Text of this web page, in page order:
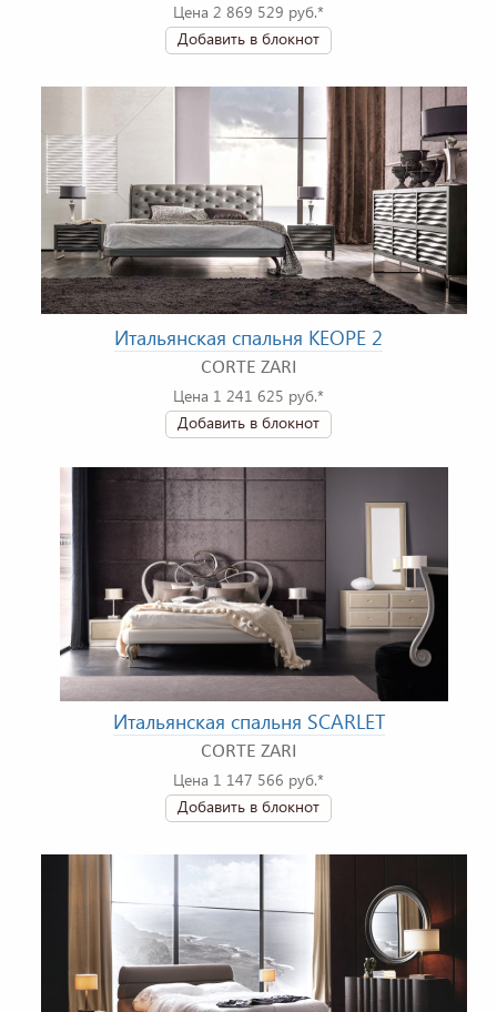
Цена 2 869 529 руб.*
Добавить в блокнот
Итальянская спальня KEOPE 2
CORTE ZARI
Цена 1 241 625 руб.*
Добавить в блокнот
Итальянская спальня SCARLET
CORTE ZARI
Цена 1 147 566 руб.*
Добавить в блокнот